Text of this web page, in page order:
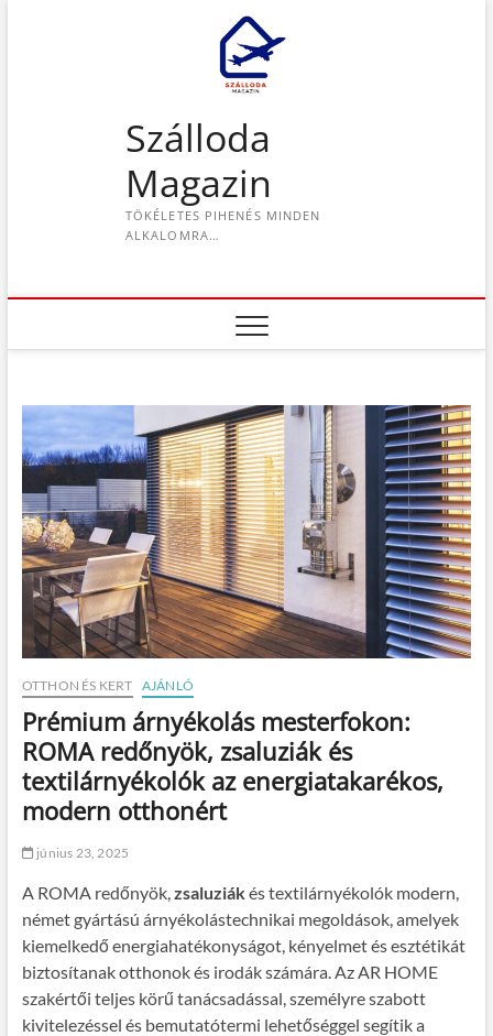
t
Szálloda
Magazin
TÖKÉLETES PIHENÉS MINDEN
ALKALOMRA…
OTTHON ÉS KERT AJÁNLÓ
Prémium árnyékolás mesterfokon:
ROMA redőnyök, zsaluziák és
textilárnyékolók az energiatakarékos,
modern otthonért
június 23, 2025
A ROMA redőnyök, zsaluziákés textilárnyékolók modern,
német gyártású árnyékolástechnikai megoldások, amelyek
kiemelkedő energiahatékonyságot, kényelmet és esztétikát
biztosítanak otthonok és irodák számára. Az AR HOME
szakértői teljes körű tanácsadással, személyre szabott
kivitelezéssel és bemutatótermi lehetőséggel segítik a